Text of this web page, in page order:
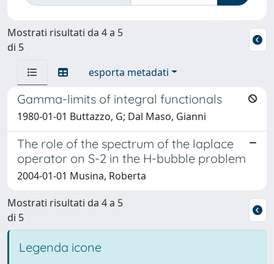
Mostrati risultati da 4 a 5
di 5
esporta metadati
Gamma-limits of integral functionals
1980-01-01 Buttazzo, G; Dal Maso, Gianni
The role of the spectrum of the laplace
operator on S-2 in the H-bubble problem
2004-01-01 Musina, Roberta
Mostrati risultati da 4 a 5
di 5
Legenda icone